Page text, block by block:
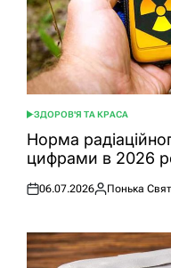
ОПУБЛІКУВАТИ
У
ЗДОРОВ'Я ТА КРАСА
Норма
цифрами в 2026
Оприлюднено
06.07.2026
Опубліковано
Понька